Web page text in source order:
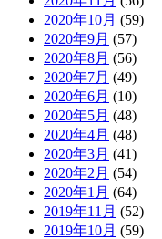
2020年10月 (59)
2020年9月 (57)
2020年8月 (56)
2020年7月 (49)
2020年6月 (10)
2020年5月 (48)
2020年4月 (48)
2020年3月 (41)
2020年2月 (54)
2020年1月 (64)
2019年11月 (52)
2019年10月 (59)